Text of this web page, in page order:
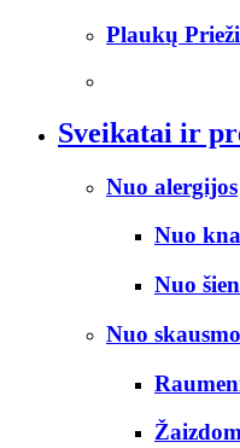
Plaukų
Sveikatai ir
Nuo alergijos
Nuo
Nuo
Nuo skausmo